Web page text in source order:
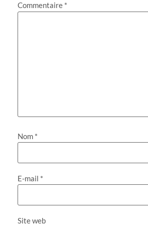
Commentaire *
Nom *
E-mail *
Site web